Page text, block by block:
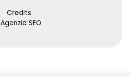
Credits
Agenzia SEO